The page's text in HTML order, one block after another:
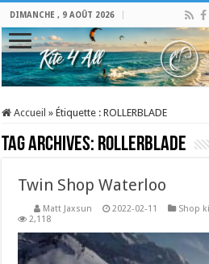
DIMANCHE , 9 AOÛT 2026
Accueil » Étiquette :ROLLERBLADE
Tag Archives: ROLLERBLADE
Twin Shop Waterloo
Matt Jaxsun 2022-02-11 Shop
2,118